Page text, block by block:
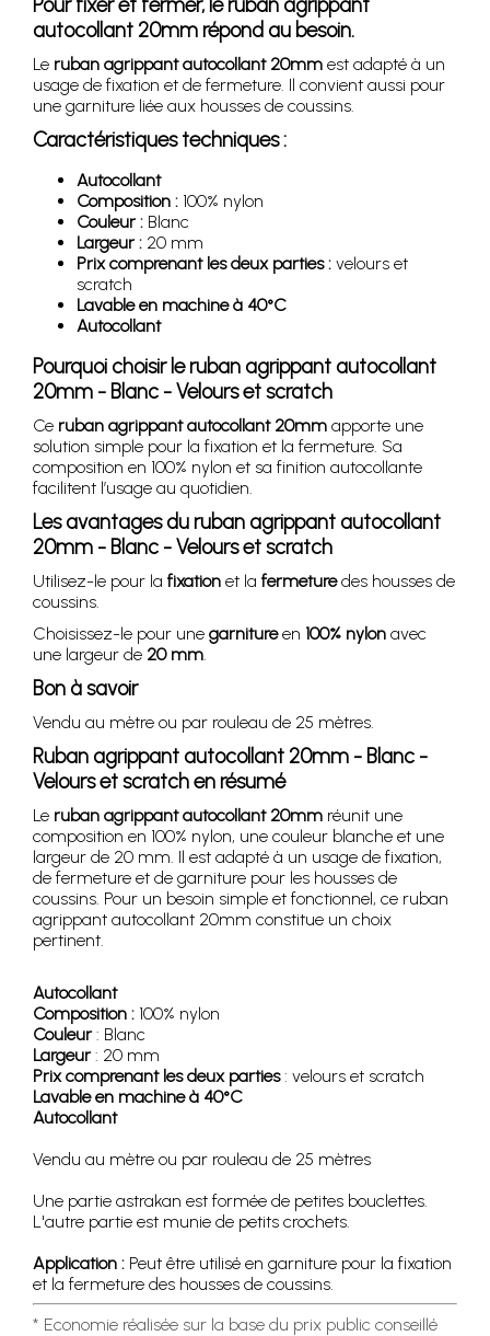
autocollant 20mm répond au besoin.
Le ruban agrippant autocollant 20mm est adapté à un
usage de fixation et de fermeture. Il convient aussi pour
une garniture liée aux housses de coussins.
Caractéristiques techniques :
Autocollant
Composition : 100% nylon
Couleur : Blanc
Largeur : 20 mm
Prix comprenant les deux parties : velours et
scratch
Lavable en machine à 40°C
Autocollant
Pourquoi choisir le ruban agrippant autocollant
20mm - Blanc - Velours et scratch
Ce ruban agrippant autocollant 20mm apporte une
solution simple pour la fixation et la fermeture. Sa
composition en 100% nylon et sa finition autocollante
facilitent l’usage au quotidien.
Les avantages du ruban agrippant autocollant
20mm - Blanc - Velours et scratch
Utilisez-le pour la fixation et la fermeturedes housses de
coussins.
Choisissez-le pour une garnitureen 100% nylon avec
une largeur de 20 mm
Bon à savoir
Vendu au mètre ou par rouleau de 25 mètres.
Ruban agrippant autocollant 20mm - Blanc -
Velours et scratch en résumé
Le ruban agrippant autocollant 20mm réunit une
composition en 100% nylon, une couleur blanche et une
largeur de 20 mm. Il est adapté à un usage de fixation,
de fermeture et de garniture pour les housses de
coussins. Pour un besoin simple et fonctionnel, ce ruban
agrippant autocollant 20mm constitue un choix
pertinent.
Autocollant
Composition : 100% nylon
Couleur: Blanc
Largeur: 20 mm
Prix comprenant les deux parties: velours et scratch
Lavable en machine à 40°C
Autocollant
Vendu au mètre ou par rouleau de 25 mètres
Une partie astrakan est formée de petites bouclettes.
L'autre partie est munie de petits crochets.
Application : Peut être utilisé en garniture pour la fixation
et la fermeture des housses de coussins.
* Economie réalisée sur la base du prix public conseillé